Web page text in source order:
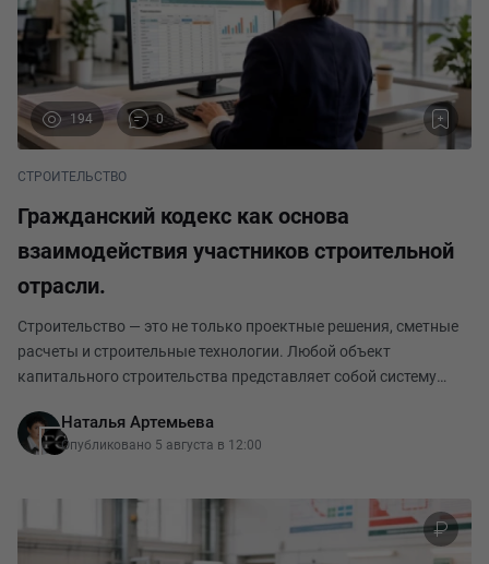
194 0
СТРОИТЕЛЬСТВО
Гражданский кодекс как основа
взаимодействия участников строительной
отрасли.
Строительство — это не только проектные решения, сметные
расчеты и строительные технологии. Любой объект
капитального строительства представляет собой систему
заказчиком, проектировщиком, подрядчиком, поставщиками
Наталья Артемьева
Опубликовано 5 августа в 12:00